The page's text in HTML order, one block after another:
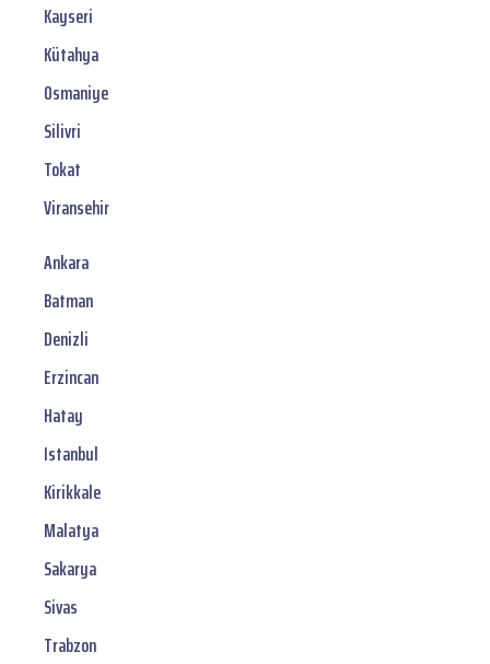
Kayseri
Kütahya
Osmaniye
Silivri
Tokat
Viransehir
Ankara
Batman
Denizli
Erzincan
Hatay
Istanbul
Kirikkale
Malatya
Sakarya
Sivas
Trabzon